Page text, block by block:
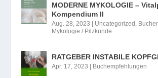
MODERNE MYKOLOGIE –
Kompendium II
Aug. 28, 2023 | Uncategorized
Mykologie / Pilzkunde
RATGEBER INSTABILE
Apr. 17, 2023 | Buchempfehlungen